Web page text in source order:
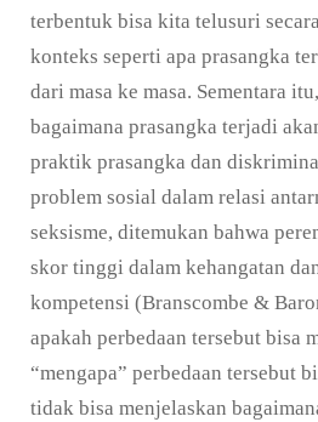
terbentuk bisa kita telusuri
konteks seperti apa prasangka
dari masa ke masa. Sementara
bagaimana prasangka terjadi
praktik prasangka dan
problem sosial dalam relasi
seksisme, ditemukan bahwa
skor tinggi dalam kehangatan
kompetensi (Branscombe &
apakah perbedaan tersebut bisa
“mengapa” perbedaan tersebut
tidak bisa menjelaskan